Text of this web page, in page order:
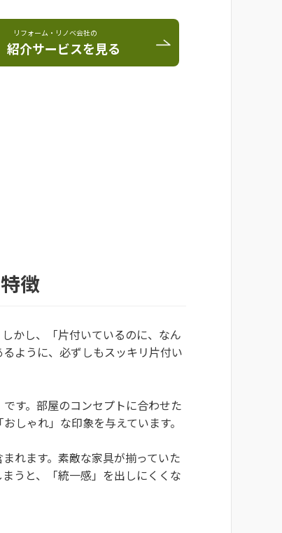
リフォーム・リノベ会社の
紹介サービスを見る
徴
かし、「片付いているのに、なん
ように、必ずしもスッキリ片付い
す。部屋のコンセプトに合わせた
しゃれ」な印象を与えています。
れます。素敵な家具が揃っていた
うと、「統一感」を出しにくくな